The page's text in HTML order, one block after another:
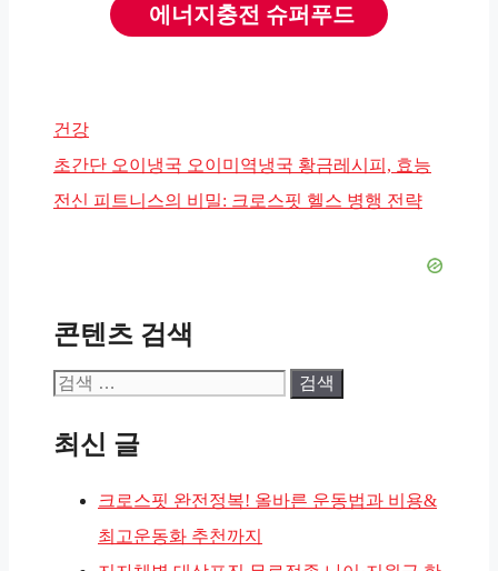
에너지충전 슈퍼푸드
카
테
고
건강
초간단 오이냉국 오이미역냉국 황금레시피, 효능
전신 피트니스의 비밀: 크로스핏 헬스 병행 전략
콘텐츠 검색
검
최신 글
크로스핏 완전정복! 올바른 운동법과 비용&
최고운동화 추천까지